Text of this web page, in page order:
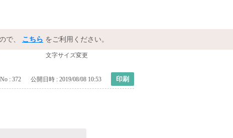
で、 こちら をご利用ください。
文字サイズ変更
No : 372 公開日時 : 2019/08/08 10:53 印刷